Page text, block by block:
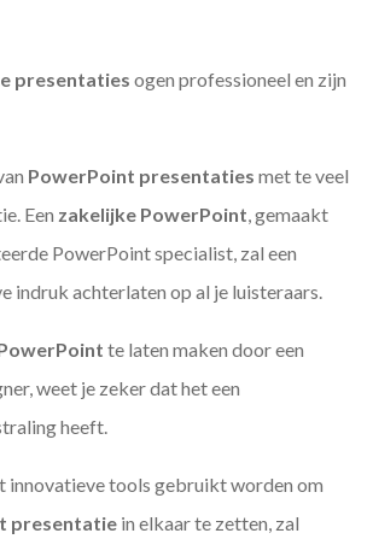
presentaties ogen professioneel en zijn
PowerPoint presentaties met te veel
Een zakelijke PowerPoint, gemaakt
PowerPoint specialist, zal een
indruk achterlaten op al je luisteraars.
te laten maken door een
weet je zeker dat het een
heeft.
innovatieve tools gebruikt worden om
presentatie in elkaar te zetten, zal